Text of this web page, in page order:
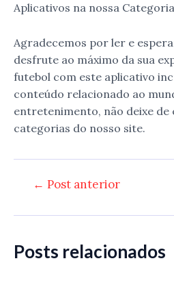
Aplicativos na nossa
Agradecemos por ler e
desfrute ao máximo da sua
futebol com este aplicativo
conteúdo relacionado ao
entretenimento, não deixe de
categorias do nosso site.
Navegação
Post
← Post anterior
Posts relacionados